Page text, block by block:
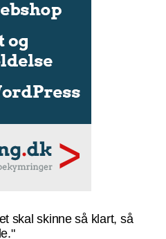
skal skinne så klart, så